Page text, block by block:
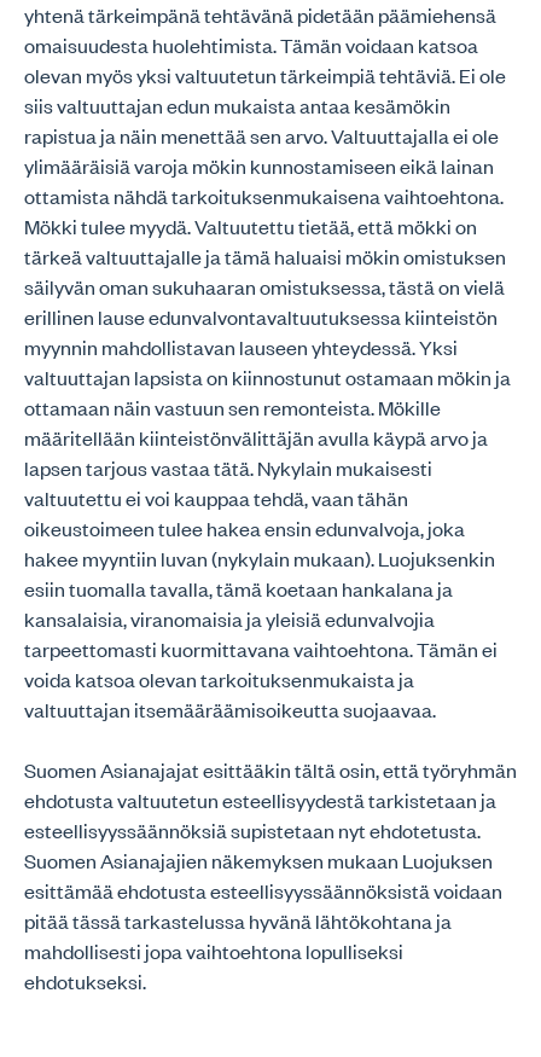
yhtenä tärkeimpänä tehtävänä pidetään päämiehensä
omaisuudesta huolehtimista. Tämän voidaan katsoa
olevan myös yksi valtuutetun tärkeimpiä tehtäviä. Ei ole
siis valtuuttajan edun mukaista antaa kesämökin
rapistua ja näin menettää sen arvo. Valtuuttajalla ei ole
ylimääräisiä varoja mökin kunnostamiseen eikä lainan
ottamista nähdä tarkoituksenmukaisena vaihtoehtona.
Mökki tulee myydä. Valtuutettu tietää, että mökki on
tärkeä valtuuttajalle ja tämä haluaisi mökin omistuksen
säilyvän oman sukuhaaran omistuksessa, tästä on vielä
erillinen lause edunvalvontavaltuutuksessa kiinteistön
myynnin mahdollistavan lauseen yhteydessä. Yksi
valtuuttajan lapsista on kiinnostunut ostamaan mökin ja
ottamaan näin vastuun sen remonteista. Mökille
määritellään kiinteistönvälittäjän avulla käypä arvo ja
lapsen tarjous vastaa tätä. Nykylain mukaisesti
valtuutettu ei voi kauppaa tehdä, vaan tähän
oikeustoimeen tulee hakea ensin edunvalvoja, joka
hakee myyntiin luvan (nykylain mukaan). Luojuksenkin
esiin tuomalla tavalla, tämä koetaan hankalana ja
kansalaisia, viranomaisia ja yleisiä edunvalvojia
tarpeettomasti kuormittavana vaihtoehtona. Tämän ei
voida katsoa olevan tarkoituksenmukaista ja
valtuuttajan itsemääräämisoikeutta suojaavaa.
Suomen Asianajajat esittääkin tältä osin, että työryhmän
ehdotusta valtuutetun esteellisyydestä tarkistetaan ja
esteellisyyssäännöksiä supistetaan nyt ehdotetusta.
Suomen Asianajajien näkemyksen mukaan Luojuksen
esittämää ehdotusta esteellisyyssäännöksistä voidaan
pitää tässä tarkastelussa hyvänä lähtökohtana ja
mahdollisesti jopa vaihtoehtona lopulliseksi
ehdotukseksi.